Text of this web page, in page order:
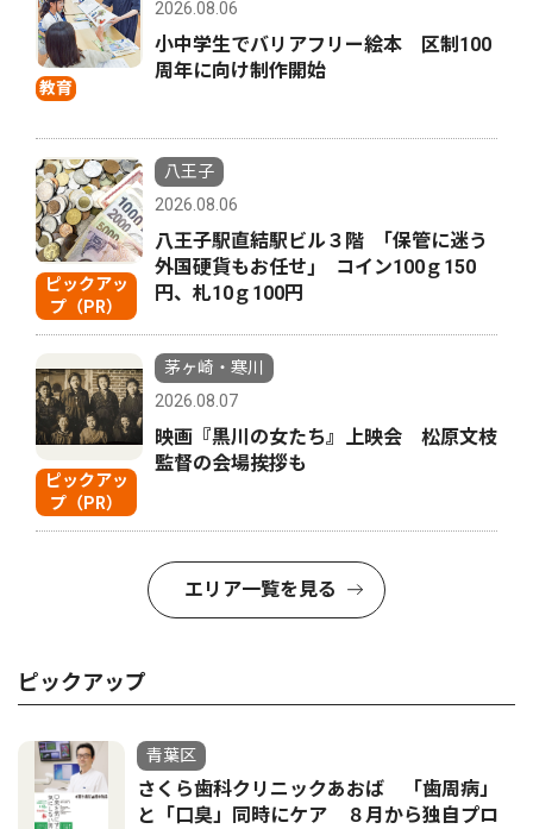
教育
2026.08.06
小中学生でバリアフリー絵本 区制100
周年に向け制作開始
ピックアッ
プ（PR）
八王子
2026.08.06
八王子駅直結駅ビル３階 ｢保管に迷う
外国硬貨もお任せ｣ コイン100ｇ150
円、札10ｇ100円
ピックアッ
プ（PR）
茅ヶ崎・寒川
2026.08.07
映画『黒川の女たち』上映会 松原文枝
監督の会場挨拶も
エリア一覧を見る
ピックアップ
青葉区
さくら歯科クリニックあおば 「歯周病」
と「口臭」同時にケア ８月から独自プロ